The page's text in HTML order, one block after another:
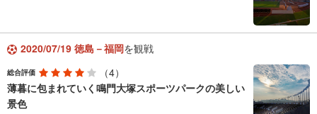
2020/07/19 徳島－福岡を観戦
総合評価
（4）
薄暮に包まれていく鳴門大塚スポーツパークの美しい
景色